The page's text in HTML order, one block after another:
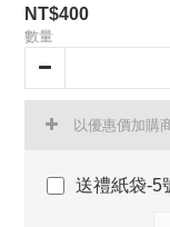
NT$400
數量
以優惠價加購
送禮紙袋-5